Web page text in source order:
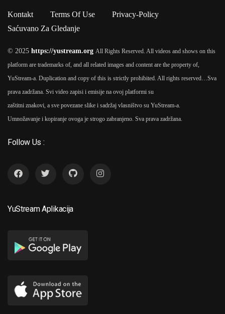
Kontakt Terms Of Use
Privacy-Policy
Saćuvano Za Gledanje
© 2025 https://yustream.org All Rights Reserved. All videos and shows on this
platform are trademarks of, and all related images and content are the property of,
YuStream-a. Duplication and copy of this is strictly prohibited. All rights reserved… Sva
prava zadržana. Svi video zapisi i emisije na ovoj platformi su
zaštitni znakovi, a sve povezane slike i sadržaj vlasništvo su YuStream-a.
Umnožavanje i kopiranje ovoga je strogo zabranjeno. Sva prava zadržana.
Follow Us :
YuStream Aplikacija